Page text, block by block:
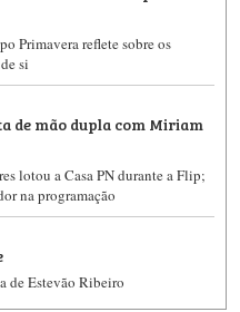
Primavera reflete sobre os
si
de mão dupla com Miriam
lotou a Casa PN durante a Flip;
na programação
de Estevão Ribeiro